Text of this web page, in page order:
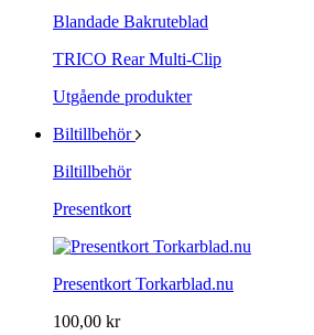
Blandade Bakruteblad
TRICO Rear Multi-Clip
Utgående produkter
Biltillbehör
Biltillbehör
Presentkort
Presentkort Torkarblad.nu
100,00 kr